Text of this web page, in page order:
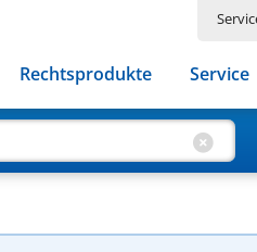
Rechtsprodukte Service